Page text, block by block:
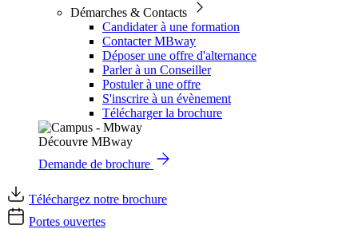
Démarches & Contacts
Candidater à une formation
Contacter MBway
Déposer une offre d'alternance
Parler à un Conseiller
Postuler à une offre
S'inscrire à un évènement
Télécharger la brochure
Découvre MBway
Demande de brochure
Téléchargez notre brochure
Portes ouvertes